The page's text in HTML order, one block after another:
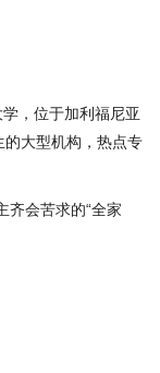
，位于加利福尼亚
大型机构，热点专
齐会苦求的“全家